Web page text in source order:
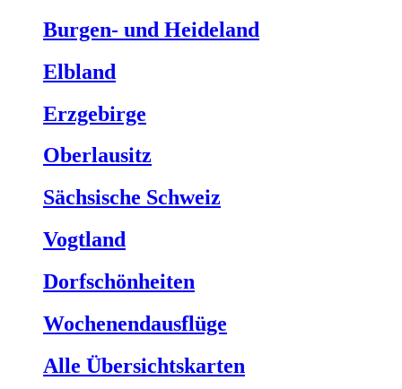
Burgen- und Heideland
Elbland
Erzgebirge
Oberlausitz
Sächsische Schweiz
Vogtland
Dorfschönheiten
Wochenendausflüge
Alle Übersichtskarten